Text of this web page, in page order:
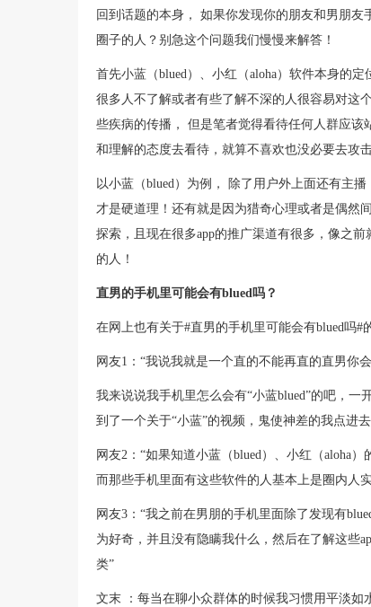
回到话题的本身， 如果你发现你的朋友和男朋
圈子的人？别急这个问题我们慢慢来解答！
首先小蓝（blued）、小红（aloha）软件本身的
很多人不了解或者有些了解不深的人很容易对这
些疾病的传播， 但是笔者觉得看待任何人群应
和理解的态度去看待，就算不喜欢也没必要去攻
以小蓝（blued）为例， 除了用户外上面还有主
才是硬道理！还有就是因为猎奇心理或者是偶然
探索，且现在很多app的推广渠道有很多，像之
的人！
直男的手机里可能会有blued吗？
在网上也有关于#直男的手机里可能会有blued吗
网友1：“我说我就是一个直的不能再直的直男你
我来说说我手机里怎么会有“小蓝blued”的吧，一
到了一个关于“小蓝”的视频，鬼使神差的我点进
网友2：“如果知道小蓝（blued）、小红（aloha
而那些手机里面有这些软件的人基本上是圈内人
网友3：“我之前在男朋的手机里面除了发现有
为好奇，并且没有隐瞒我什么，然后在了解这些
类”
文末 ：每当在聊小众群体的时候我习惯用平淡如